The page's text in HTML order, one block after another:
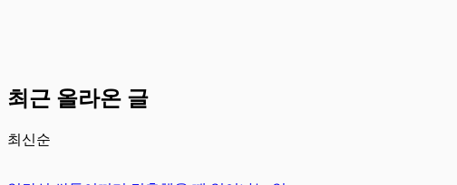
최근 올라온 글
최신순